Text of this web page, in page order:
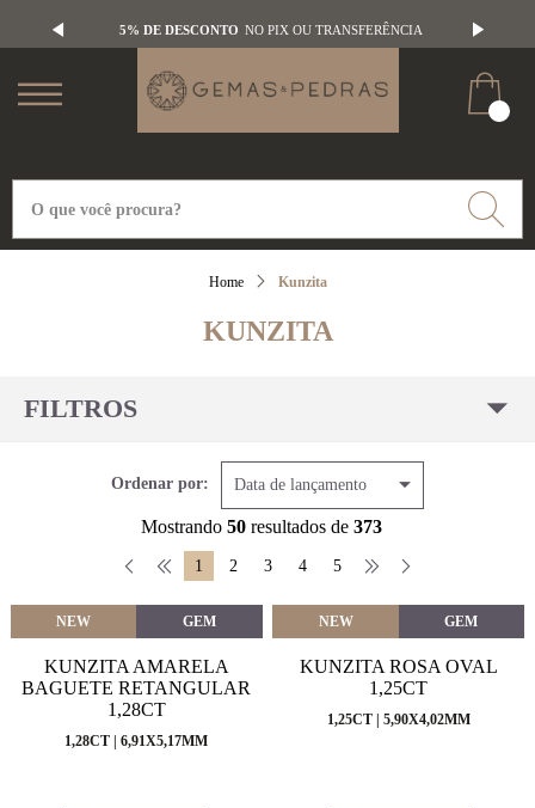
5% DE DESCONTO NO PIX OU TRANSFERÊNCIA
Kunzita
KUNZITA
FILTROS
1 2 3 4 5
Mostrando 50 resultados de 373
Ordenar por: Data de lançamento
NEW GEM
KUNZITA AMARELA
BAGUETE RETANGULAR
1,28CT
1,28CT | 6,91X5,17MM
NEW GEM
KUNZITA ROSA OVAL
1,25CT
1,25CT | 5,90X4,02MM